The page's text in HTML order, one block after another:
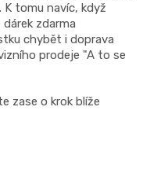
K tomu navíc, když
zdarma
chybět i doprava
prodeje "A to se
zase o krok blíže